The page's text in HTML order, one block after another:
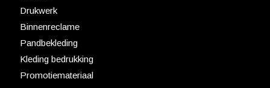
Drukwerk
Binnenreclame
Pandbekleding
Kleding bedrukking
Promotiemateriaal